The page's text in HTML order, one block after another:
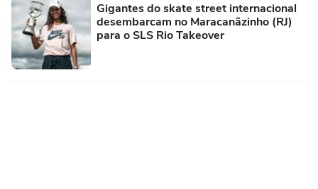
Gigantes do skate street internacional
desembarcam no Maracanãzinho (RJ)
para o SLS Rio Takeover